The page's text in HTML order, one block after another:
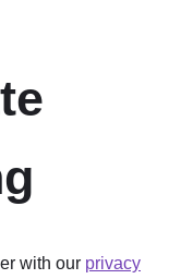
with our privacy